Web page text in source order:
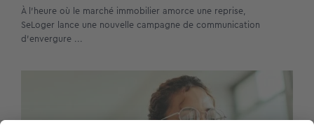
À l’heure où le marché immobilier amorce une reprise,
SeLoger lance une nouvelle campagne de communication
d’envergure ...